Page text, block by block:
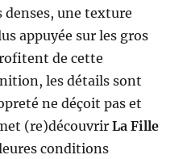
denses, une texture
appuyée sur les gros
de cette
les détails sont
ne déçoit pas et
(re)découvrirLa Fille
conditions